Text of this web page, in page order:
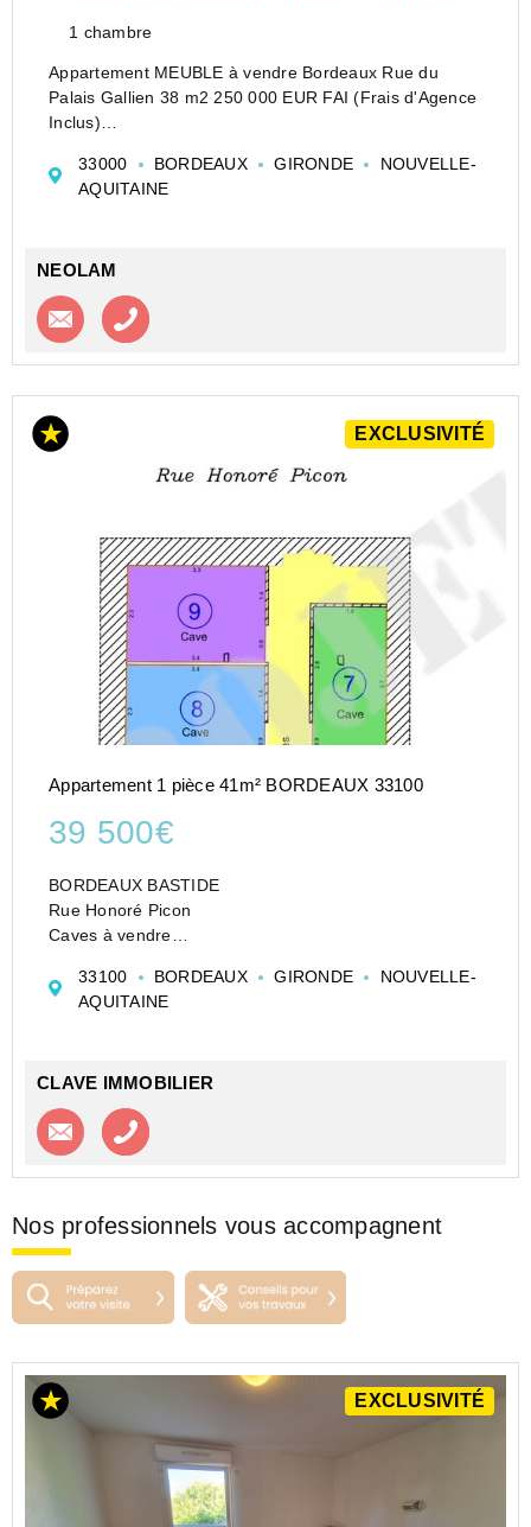
1 chambre
Appartement MEUBLE à vendre Bordeaux Rue du
Palais Gallien 38 m2 250 000 EUR FAI (Frais d'Agence
Inclus)
Bordeaux, à deux pas du Jardin Public et de la Place
Tourny, ce charmant appartement ...
33000 BORDEAUX GIRONDE
NOUVELLE-
AQUITAINE
NEOLAM
Contacter l'agence
EXCLUSIVITÉ
Appartement 1 pièce 41m² BORDEAUX 33100
39 500€
BORDEAUX BASTIDE
Rue Honoré Picon
Caves à vendre
caves à vendre avec chacune un lot de copropriété.
Les caves ne sont pas fermés, ni cloisonnés. Accès
33100 BORDEAUX GIRONDE
NOUVELLE-
AQUITAINE
CLAVE IMMOBILIER
Contacter l'agence
Nos professionnels vous accompagnent
EXCLUSIVITÉ